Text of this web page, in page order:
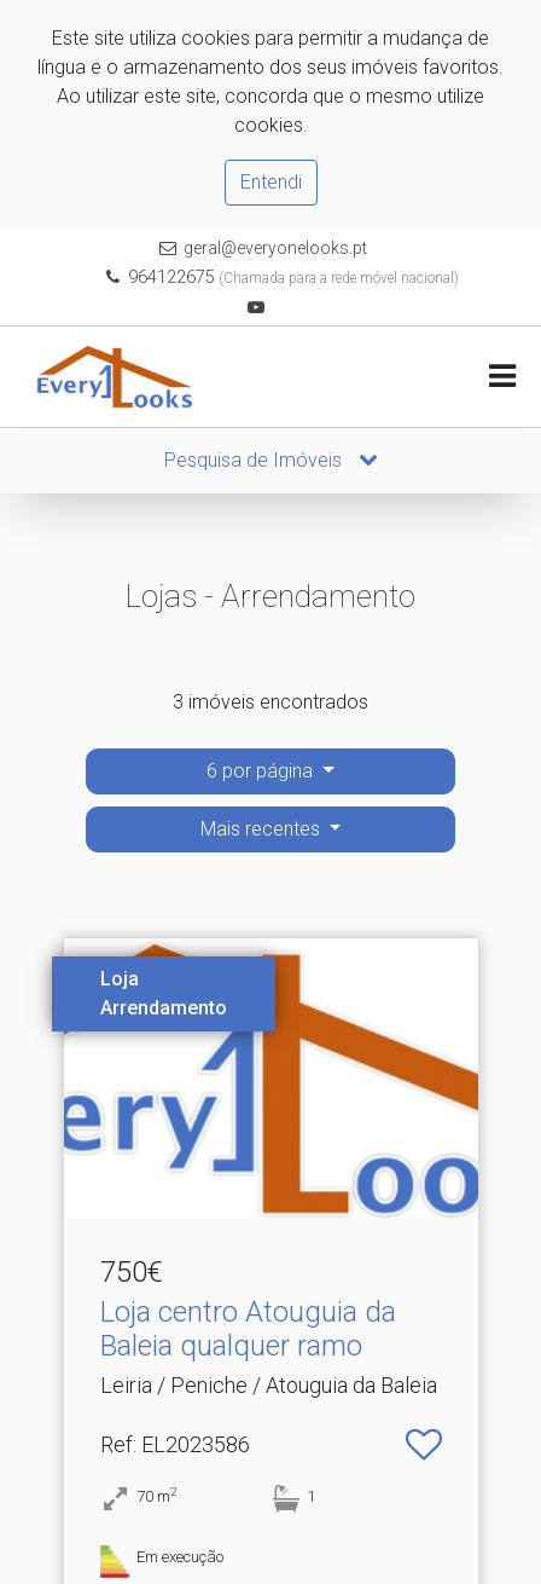
Este site utiliza cookies para permitir a mudança de
língua e o armazenamento dos seus imóveis favoritos.
Ao utilizar este site, concorda que o mesmo utilize
cookies.
Entendi
geral@everyonelooks.pt
964122675 (Chamada para a rede móvel nacional)
Pesquisa de Imóveis
Lojas - Arrendamento
3 imóveis encontrados
6 por página
Mais recentes
Loja
Arrendamento
750€
Loja centro Atouguia da
Baleia qualquer ramo
Leiria / Peniche / Atouguia da Baleia
Ref: EL2023586
70 m2 1
Em execução